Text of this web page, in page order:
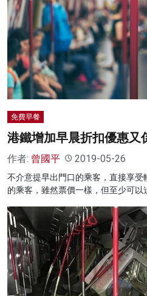
免費早餐
港鐵增加早晨折扣優惠又
作者: 曾國平 2019-05-26
不介意提早出門口的乘客，直接享
的乘客，雖然票價一樣，但至少可以